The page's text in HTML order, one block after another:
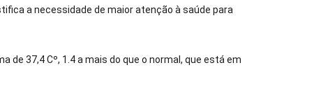
a necessidade de maior atenção à saúde para
37,4 Cº, 1.4 a mais do que o normal, que está em